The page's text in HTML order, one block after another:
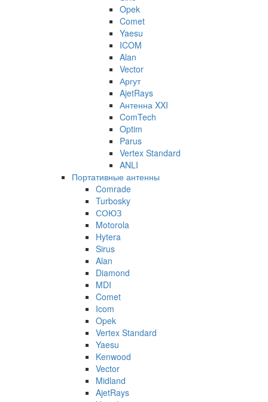
Opek
Comet
Yaesu
ICOM
Alan
Vector
Аргут
AjetRays
Антенна XXI
ComTech
Optim
Parus
Vertex Standard
ANLI
Портативные антенны
Comrade
Turbosky
СОЮЗ
Motorola
Hytera
Sirus
Alan
Diamond
MDI
Comet
Icom
Opek
Vertex Standard
Yaesu
Kenwood
Vector
Midland
AjetRays